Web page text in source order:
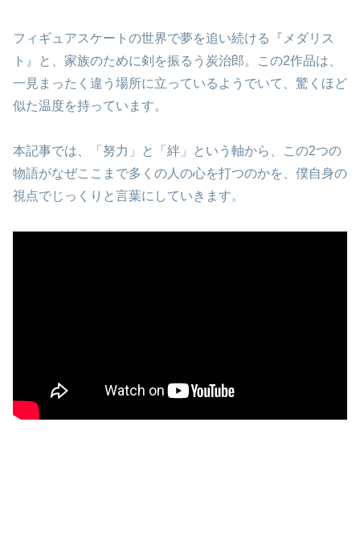
フィギュアスケートの世界で夢を追い続ける『メダリス
ト』と、家族のために剣を振るう炭治郎。この2作品は、
一見まったく違う場所に立っているようでいて、驚くほど
似た温度を持っています。
本記事では、「努力」と「絆」という軸から、この2つの
物語がなぜここまで多くの人の心を打つのかを、僕自身の
視点でじっくりと言葉にしていきます。